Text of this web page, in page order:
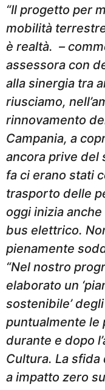
“Il progetto per
mobilità
è realtà. –
assessora con
alla sinergia tra
riusciamo,
rinnovamento
Campania, a
ancora prive del
fa ci erano stati
trasporto delle
oggi inizia
bus elettrico.
pienamente
“Nel nostro
elaborato un
sostenibile’
puntualmente le
durante e dopo
Cultura. La
a impatto zero